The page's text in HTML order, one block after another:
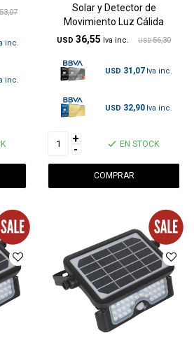
53,07
Solar y Detector de
Movimiento Luz Cálida
USD 36,55 USD 56,30
USD 31,07
USD 32,90
+
- EN STOCK